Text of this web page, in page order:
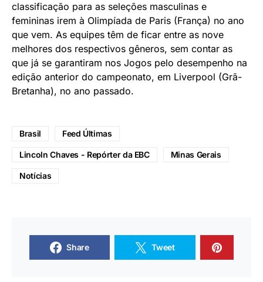
classificação para as seleções masculinas e
femininas irem à Olimpíada de Paris (França) no ano
que vem. As equipes têm de ficar entre as nove
melhores dos respectivos gêneros, sem contar as
que já se garantiram nos Jogos pelo desempenho na
edição anterior do campeonato, em Liverpool (Grã-
Bretanha), no ano passado.
Brasil Feed Últimas
Lincoln Chaves - Repórter da EBC Minas Gerais
Notícias
Share Tweet